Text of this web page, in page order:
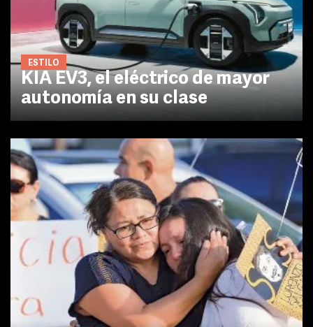
ESTILO
KIA EV3, el eléctrico de mayor
autonomía en su clase